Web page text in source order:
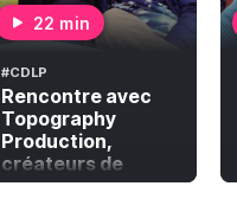
22 min
#CDLP
Rencontre avec
Topography
Production,
créateurs de
documentaires